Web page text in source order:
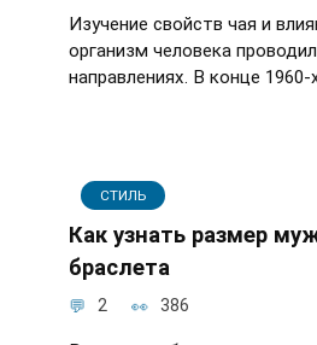
Изучение свойств чая и
организм человека
направлениях. В конце 1960-
СТИЛЬ
Как узнать размер
браслета
2 386